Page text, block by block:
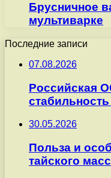
Брусничное
мультиварке
Последние записи
07.08.2026
Российская
30.05.2026
Польза и
тайского